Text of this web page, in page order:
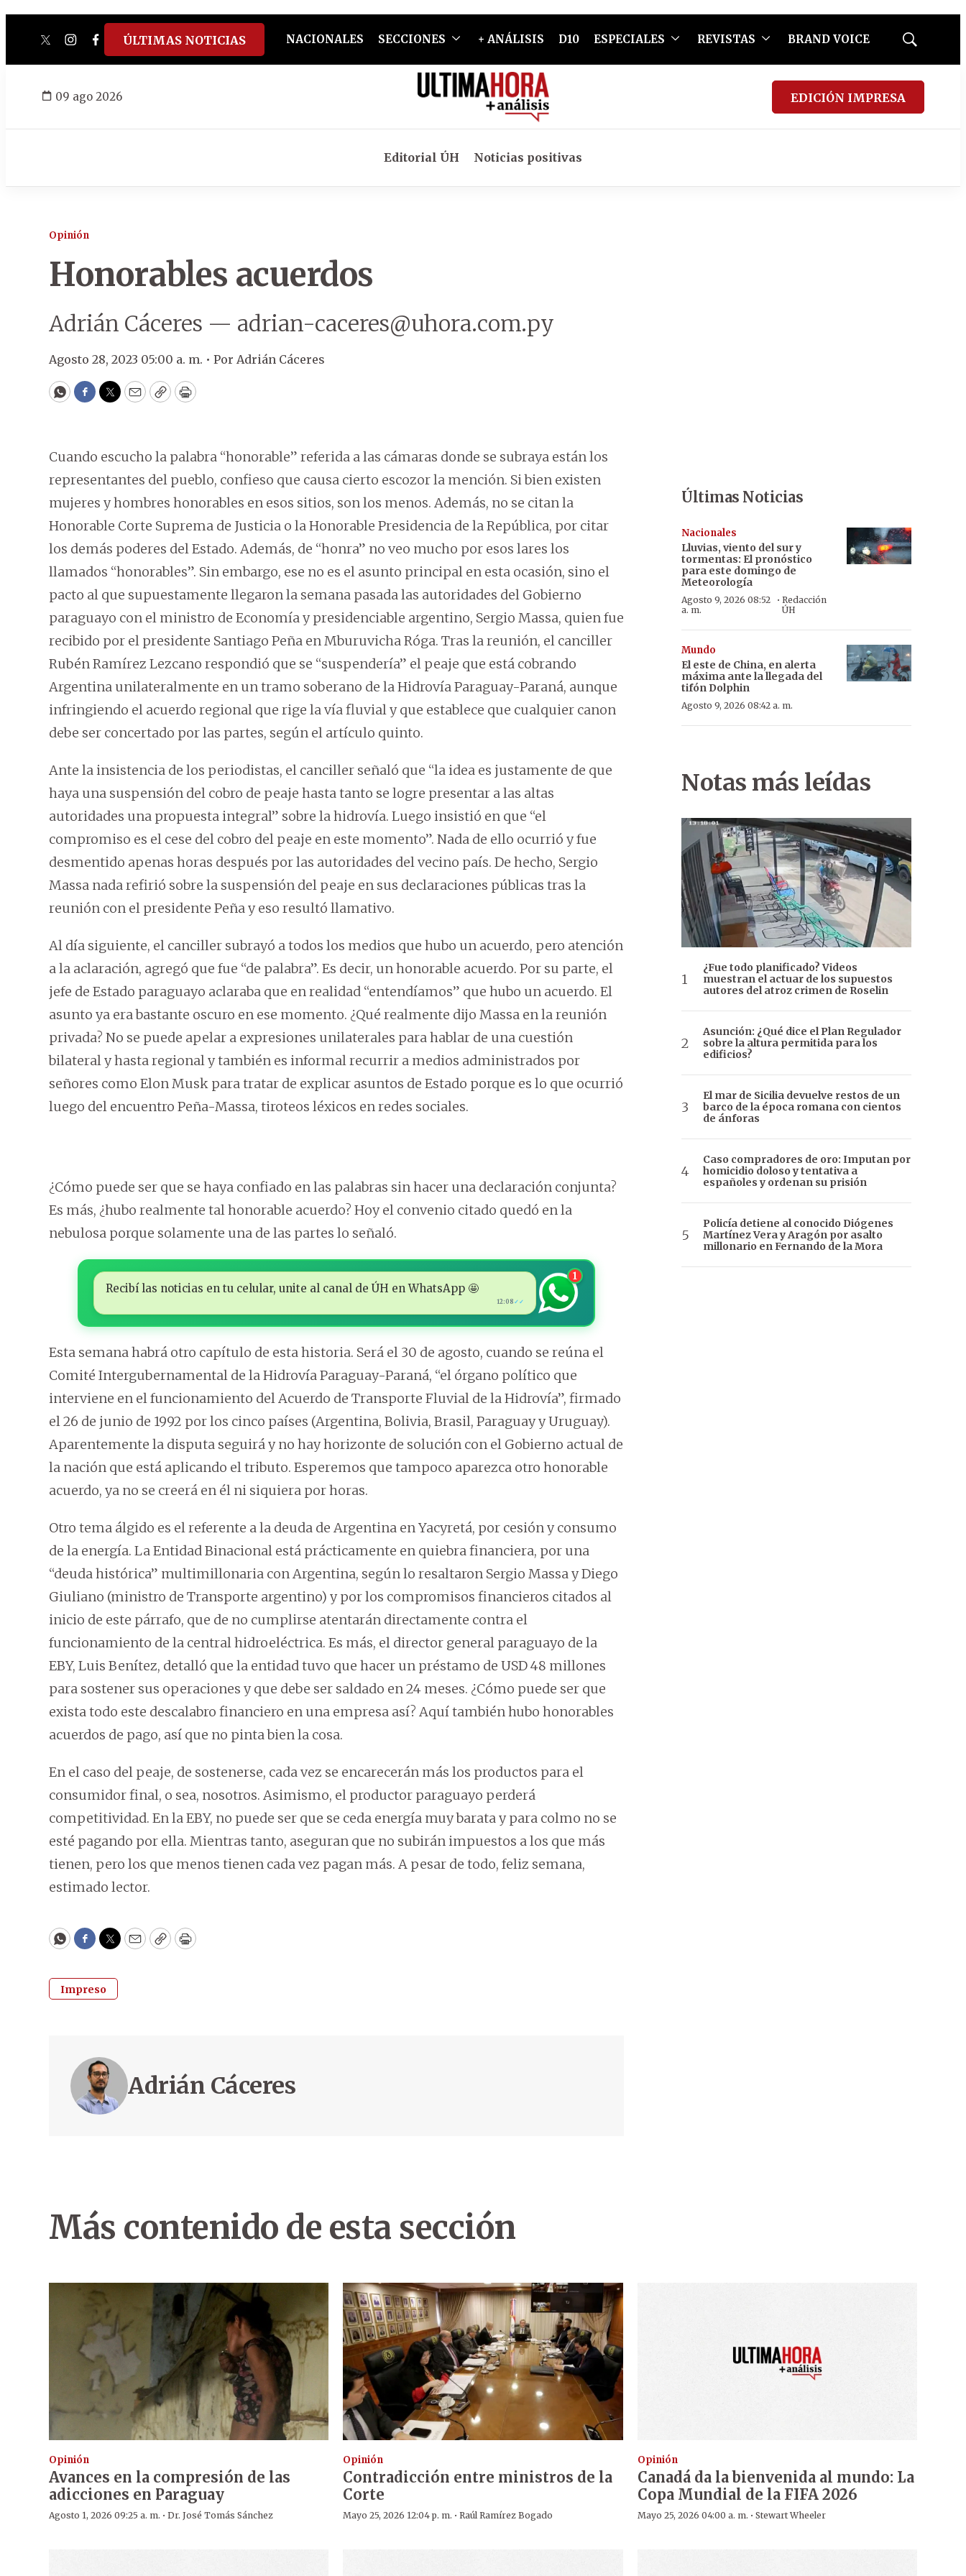
twitterinstagram
facebook
tiktokyoutube
spotify
ÚLTIMAS NOTICIAS NACIONALES SECCIONES + ANÁLISIS D10 ESPECIALES REVISTAS BRAND VOICE
Mostrar
09 ago 2026 EDICIÓN IMPRESA
Editorial ÚH Noticias positivas
Opinión
Honorables acuerdos
Adrián Cáceres — adrian-caceres@uhora.com.py
Agosto 28, 2023 05:00 a. m. • Por Adrián Cáceres
WhatsApp
Facebook
Twitter
EmailCopyPrint
Cuando escucho la palabra “honorable” referida a las cámaras donde se subraya están los
representantes del pueblo, confieso que causa cierto escozor la mención. Si bien existen
mujeres y hombres honorables en esos sitios, son los menos. Además, no se citan la
Honorable Corte Suprema de Justicia o la Honorable Presidencia de la República, por citar
los demás poderes del Estado. Además, de “honra” no veo mucho por esos lares los
llamados “honorables”. Sin embargo, ese no es el asunto principal en esta ocasión, sino el
pacto al que supuestamente llegaron la semana pasada las autoridades del Gobierno
paraguayo con el ministro de Economía y presidenciable argentino, Sergio Massa, quien fue
recibido por el presidente Santiago Peña en Mburuvicha Róga. Tras la reunión, el canciller
Rubén Ramírez Lezcano respondió que se “suspendería” el peaje que está cobrando
Argentina unilateralmente en un tramo soberano de la Hidrovía Paraguay-Paraná, aunque
infringiendo el acuerdo regional que rige la vía fluvial y que establece que cualquier canon
debe ser concertado por las partes, según el artículo quinto.
Ante la insistencia de los periodistas, el canciller señaló que “la idea es justamente de que
haya una suspensión del cobro de peaje hasta tanto se logre presentar a las altas
autoridades una propuesta integral” sobre la hidrovía. Luego insistió en que “el
compromiso es el cese del cobro del peaje en este momento”. Nada de ello ocurrió y fue
desmentido apenas horas después por las autoridades del vecino país. De hecho, Sergio
Massa nada refirió sobre la suspensión del peaje en sus declaraciones públicas tras la
reunión con el presidente Peña y eso resultó llamativo.
Al día siguiente, el canciller subrayó a todos los medios que hubo un acuerdo, pero atención
a la aclaración, agregó que fue “de palabra”. Es decir, un honorable acuerdo. Por su parte, el
jefe de Estado paraguayo aclaraba que en realidad “entendíamos” que hubo un acuerdo. El
asunto ya era bastante oscuro en ese momento. ¿Qué realmente dijo Massa en la reunión
privada? No se puede apelar a expresiones unilaterales para hablar de una cuestión
bilateral y hasta regional y también es informal recurrir a medios administrados por
señores como Elon Musk para tratar de explicar asuntos de Estado porque es lo que ocurrió
luego del encuentro Peña-Massa, tiroteos léxicos en redes sociales.
¿Cómo puede ser que se haya confiado en las palabras sin hacer una declaración conjunta?
Es más, ¿hubo realmente tal honorable acuerdo? Hoy el convenio citado quedó en la
nebulosa porque solamente una de las partes lo señaló.
Recibí las noticias en tu celular, unite al canal de ÚH en WhatsApp 🤩
12:08 ✓✓
1
Esta semana habrá otro capítulo de esta historia. Será el 30 de agosto, cuando se reúna el
Comité Intergubernamental de la Hidrovía Paraguay-Paraná, “el órgano político que
interviene en el funcionamiento del Acuerdo de Transporte Fluvial de la Hidrovía”, firmado
el 26 de junio de 1992 por los cinco países (Argentina, Bolivia, Brasil, Paraguay y Uruguay).
Aparentemente la disputa seguirá y no hay horizonte de solución con el Gobierno actual de
la nación que está aplicando el tributo. Esperemos que tampoco aparezca otro honorable
acuerdo, ya no se creerá en él ni siquiera por horas.
Otro tema álgido es el referente a la deuda de Argentina en Yacyretá, por cesión y consumo
de la energía. La Entidad Binacional está prácticamente en quiebra financiera, por una
“deuda histórica” multimillonaria con Argentina, según lo resaltaron Sergio Massa y Diego
Giuliano (ministro de Transporte argentino) y por los compromisos financieros citados al
inicio de este párrafo, que de no cumplirse atentarán directamente contra el
funcionamiento de la central hidroeléctrica. Es más, el director general paraguayo de la
EBY, Luis Benítez, detalló que la entidad tuvo que hacer un préstamo de USD 48 millones
para sostener sus operaciones y que debe ser saldado en 24 meses. ¿Cómo puede ser que
exista todo este descalabro financiero en una empresa así? Aquí también hubo honorables
acuerdos de pago, así que no pinta bien la cosa.
En el caso del peaje, de sostenerse, cada vez se encarecerán más los productos para el
consumidor final, o sea, nosotros. Asimismo, el productor paraguayo perderá
competitividad. En la EBY, no puede ser que se ceda energía muy barata y para colmo no se
esté pagando por ella. Mientras tanto, aseguran que no subirán impuestos a los que más
tienen, pero los que menos tienen cada vez pagan más. A pesar de todo, feliz semana,
estimado lector.
WhatsApp
Facebook
Twitter
EmailCopyPrint
Impreso
Adrián Cáceres
Últimas Noticias
Nacionales
Lluvias, viento del sur y
tormentas: El pronóstico
para este domingo de
Meteorología
Agosto 9, 2026 08:52
a. m.
· Redacción
ÚH
Mundo
El este de China, en alerta
máxima ante la llegada del
tifón Dolphin
Agosto 9, 2026 08:42 a. m.
Notas más leídas
¿Fue todo planificado? Videos
muestran el actuar de los supuestos
autores del atroz crimen de Roselin
Asunción: ¿Qué dice el Plan Regulador
sobre la altura permitida para los
edificios?
El mar de Sicilia devuelve restos de un
barco de la época romana con cientos
de ánforas
Caso compradores de oro: Imputan por
homicidio doloso y tentativa a
españoles y ordenan su prisión
Policía detiene al conocido Diógenes
Martínez Vera y Aragón por asalto
millonario en Fernando de la Mora
Más contenido de esta sección
Opinión
Avances en la compresión de las
adicciones en Paraguay
Agosto 1, 2026 09:25 a. m. · Dr. José Tomás Sánchez
Opinión
Contradicción entre ministros de la
Corte
Mayo 25, 2026 12:04 p. m. ·Raúl Ramírez Bogado
Opinión
Canadá da la bienvenida al mundo: La
Copa Mundial de la FIFA 2026
Mayo 25, 2026 04:00 a. m. · Stewart Wheeler